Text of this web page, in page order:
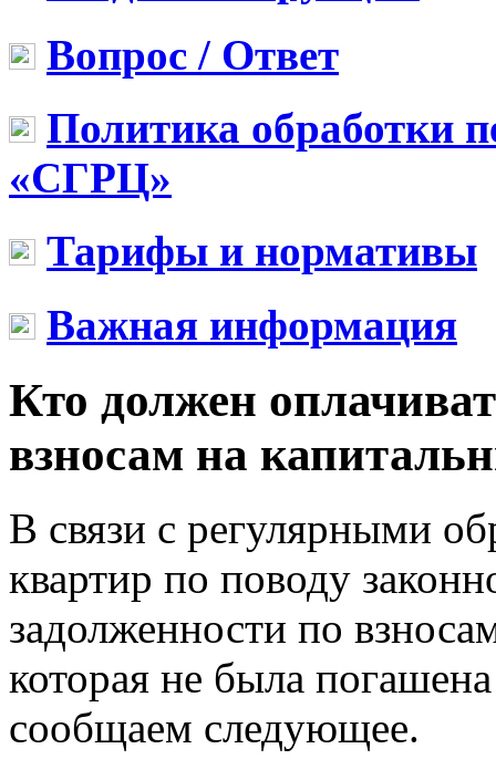
Вопрос / Ответ
Политика обработки
«СГРЦ»
Тарифы и нормативы
Важная информация
Кто должен
взносам на
В связи с регулярными
квартир по поводу
задолженности по
которая не была
сообщаем следующее.